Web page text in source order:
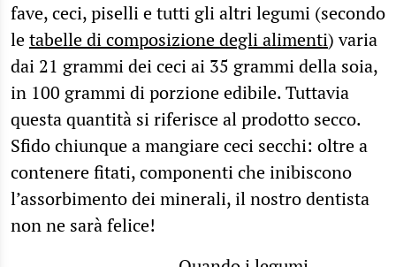
fave, ceci, piselli e tutti gli altri legumi (secondo
letabelle di composizione degli alimenti) varia
dai 21 grammi dei ceci ai 35 grammi della soia,
in 100 grammi di porzione edibile. Tuttavia
questa quantità si riferisce al prodotto secco.
Sfido chiunque a mangiare ceci secchi: oltre a
contenere fitati, componenti che inibiscono
l’assorbimento dei minerali, il nostro dentista
non ne sarà felice!